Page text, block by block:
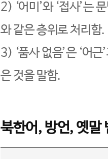
2) ‘어미’와 ‘접사’는
와 같은 층위로 처리함.
3) ‘품사 없음’은 ‘어
은 것을 말함.
북한어, 방언, 옛말